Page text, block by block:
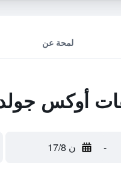
لمحة عن
أوكس
- ن 17/8